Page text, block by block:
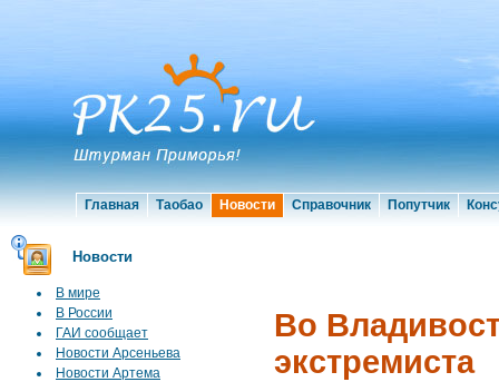
Главная Таобао Новости Справочник Попутчик
Новости
В мире
В России
ГАИ сообщает
Новости Арсеньева
Новости Артема
Во
экстремиста